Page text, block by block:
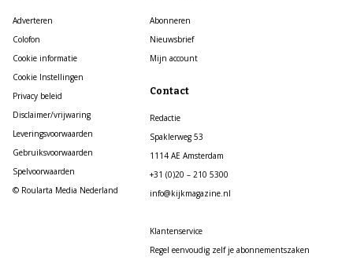
Adverteren
Colofon
Cookie informatie
Cookie Instellingen
Privacy beleid
Disclaimer/vrijwaring
Leveringsvoorwaarden
Gebruiksvoorwaarden
Spelvoorwaarden
© Roularta Media Nederland
Abonneren
Nieuwsbrief
Mijn account
Contact
Redactie
Spaklerweg 53
1114 AE Amsterdam
+31 (0)20 – 210 5300
info@kijkmagazine.nl
Klantenservice
Regel eenvoudig zelf je abonnementszaken